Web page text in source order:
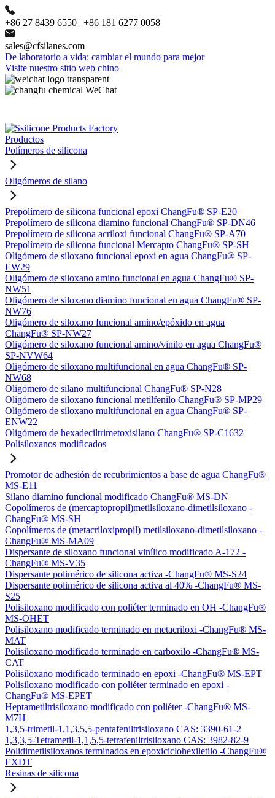
+86 27 8439 6550 | +86 181 6277 0058
sales@cfsilanes.com
De laboratorio a vida: cambiar el mundo para mejor
Visite nuestro sitio web chino
Productos
Polímeros de silicona
Oligómeros de silano
Prepolímero de silicona funcional epoxi ChangFu® SP-E20
Prepolímero de silicona diamino funcional ChangFu® SP-DN46
Prepolímero de silicona acriloxi funcional ChangFu® SP-A70
Prepolímero de silicona funcional Mercapto ChangFu® SP-SH
Oligómero de siloxano funcional epoxi en agua ChangFu® SP-
EW29
Oligómero de siloxano amino funcional en agua ChangFu® SP-
NW51
Oligómero de siloxano diamino funcional en agua ChangFu® SP-
NW76
Oligómero de siloxano funcional amino/epóxido en agua
ChangFu® SP-NW27
Oligómero de siloxano funcional amino/vinilo en agua ChangFu®
SP-NVW64
Oligómero de siloxano multifuncional en agua ChangFu® SP-
NW68
Oligómero de silano multifuncional ChangFu® SP-N28
Oligómero de siloxano funcional metilfenilo ChangFu® SP-MP29
Oligómero de siloxano multifuncional en agua ChangFu® SP-
ENW22
Oligómero de hexadeciltrimetoxisilano ChangFu® SP-C1632
Polisiloxanos modificados
Promotor de adhesión de recubrimientos a base de agua ChangFu®
MS-E11
Silano diamino funcional modificado ChangFu® MS-DN
Copolímeros de (mercaptopropil)metilsiloxano-dimetilsiloxano -
ChangFu® MS-SH
Copolímeros de (metacriloxipropil) metilsiloxano-dimetilsiloxano -
ChangFu® MS-MA09
Dispersante de siloxano funcional vinílico modificado A-172 -
ChangFu® MS-V35
Dispersante polimérico de silicona activa -ChangFu® MS-S24
Dispersante polimérico de silicona activa al 40% -ChangFu® MS-
S25
Polisiloxano modificado con poliéter terminado en OH -ChangFu®
MS-OHET
Polisiloxano modificado terminado en metacriloxi -ChangFu® MS-
MAT
Polisiloxano modificado terminado en carboxilo -ChangFu® MS-
CAT
Polisiloxano modificado terminado en epoxi -ChangFu® MS-EPT
Polisiloxano modificado con poliéter terminado en epoxi -
ChangFu® MS-EPET
Heptametiltrisiloxano modificado con poliéter -ChangFu® MS-
M7H
1,3,5-trimetil-1,1,3,5,5-pentafeniltrisiloxano CAS: 3390-61-2
1,3,3,5-Tetrametil-1,1,5,5-tetrafeniltrisiloxano CAS: 3982-82-9
Polidimetilsiloxanos terminados en epoxiciclohexiletilo -ChangFu®
EXDT
Resinas de silicona